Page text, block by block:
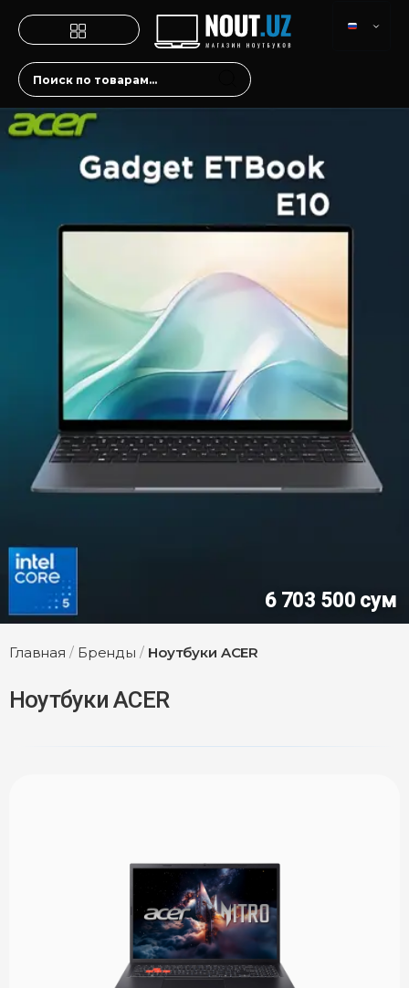
21 525 000
Главная / Бренды / Ноутбуки ACER
Ноутбуки ACER